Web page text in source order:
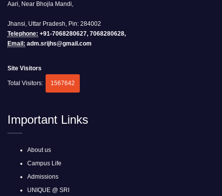
Aari, Near Bhojla Mandi,
Jhansi, Uttar Pradesh, Pin: 284002
Telephone: +91-7068280627, 7068280628,
Email: adm.srijhs@gmail.com
Site Visitors
Total Visitors: 1567642
Important Links
About us
Campus Life
Admissions
UNIQUE @ SRI